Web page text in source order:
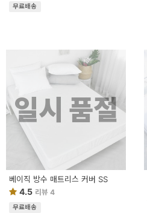
무료배송
일시 품절
베이직 방수 매트리스 커버 SS
4.5 리뷰 4
무료배송